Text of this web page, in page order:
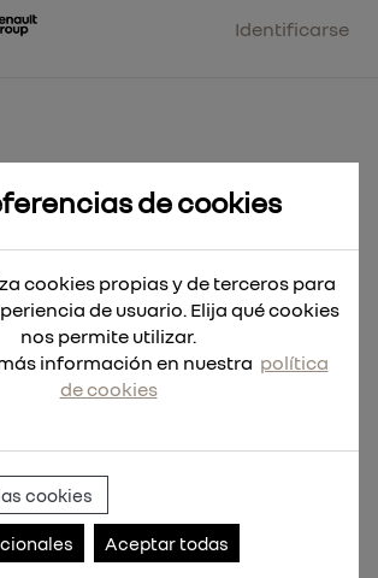
Identificarse
18x152 de cookies
cookies propias y de terceros para
de usuario. Elija qué cookies
nos permite utilizar.
información en nuestra política
de cookies
cookies
Aceptar todas